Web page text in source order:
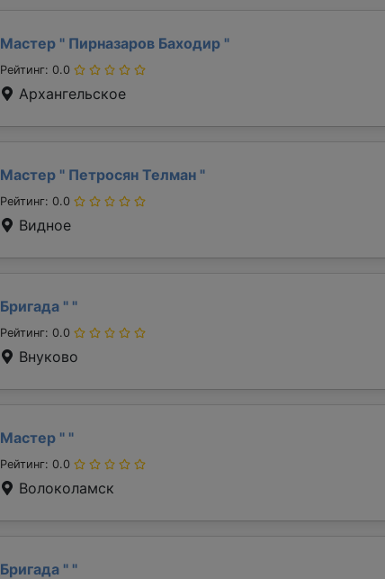
Мастер " Пирназаров Баходир "
Рейтинг: 0.0
Архангельское
Мастер " Петросян Телман "
Рейтинг: 0.0
Видное
Бригада " "
Рейтинг: 0.0
Внуково
Мастер " "
Рейтинг: 0.0
Волоколамск
Бригада " "